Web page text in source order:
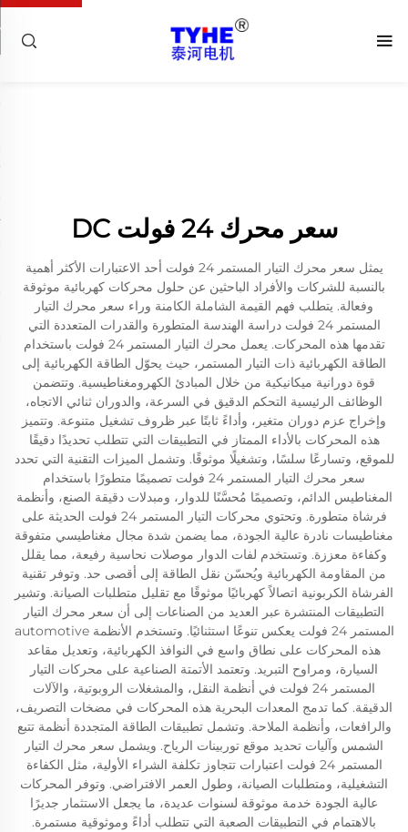
سعر محرك 24 فولت DC
يمثل سعر محرك التيار المستمر 24 فولت أحد الاعتبارات الأكثر أهمية
بالنسبة للشركات والأفراد الباحثين عن حلول محركات كهربائية موثوقة
وفعالة. يتطلب فهم القيمة الشاملة الكامنة وراء سعر محرك التيار
المستمر 24 فولت دراسة الهندسة المتطورة والقدرات المتعددة التي
تقدمها هذه المحركات. يعمل محرك التيار المستمر 24 فولت باستخدام
الطاقة الكهربائية ذات التيار المستمر، حيث يحوّل الطاقة الكهربائية إلى
قوة دورانية ميكانيكية من خلال المبادئ الكهرومغناطيسية. وتتضمن
الوظائف الرئيسية التحكم الدقيق في السرعة، والدوران ثنائي الاتجاه،
وإخراج عزم دوران متغير، وأداءً ثابتًا عبر ظروف تشغيل متنوعة. وتتميز
هذه المحركات بالأداء الممتاز في التطبيقات التي تتطلب تحديدًا دقيقًا
للموقع، وتسارعًا سلسًا، وتشغيلًا موثوقًا. وتشمل الميزات التقنية التي تحدد
سعر محرك التيار المستمر 24 فولت تصميمًا متطورًا باستخدام
المغناطيس الدائم، وتصميمًا مُحسَّنًا للدوار، ومبدلات دقيقة الصنع، وأنظمة
فرشاة متطورة. وتحتوي محركات التيار المستمر 24 فولت الحديثة على
مغناطيسات نادرة عالية الجودة، مما يضمن شدة مجال مغناطيسي متفوقة
وكفاءة معززة. وتستخدم لفات الدوار موصلات نحاسية رفيعة، مما يقلل
من المقاومة الكهربائية ويُحسّن نقل الطاقة إلى أقصى حد. وتوفر تقنية
الفرشاة الكربونية اتصالاً كهربائيًا موثوقًا مع تقليل متطلبات الصيانة. وتشير
التطبيقات المنتشرة عبر العديد من الصناعات إلى أن سعر محرك التيار
المستمر 24 فولت يعكس تنوعًا استثنائيًا. وتستخدم الأنظمة automotive
هذه المحركات على نطاق واسع في النوافذ الكهربائية، وتعديل مقاعد
السيارة، ومراوح التبريد. وتعتمد الأتمتة الصناعية على محركات التيار
المستمر 24 فولت في أنظمة النقل، والمشغلات الروبوتية، والآلات
الدقيقة. كما تدمج المعدات البحرية هذه المحركات في مضخات التصريف،
والرافعات، وأنظمة الملاحة. وتشمل تطبيقات الطاقة المتجددة أنظمة تتبع
الشمس وآليات تحديد موقع توربينات الرياح. ويشمل سعر محرك التيار
المستمر 24 فولت اعتبارات تتجاوز تكلفة الشراء الأولية، مثل الكفاءة
التشغيلية، ومتطلبات الصيانة، وطول العمر الافتراضي. وتوفر المحركات
عالية الجودة خدمة موثوقة لسنوات عديدة، ما يجعل الاستثمار جديرًا
بالاهتمام في التطبيقات الصعبة التي تتطلب أداءً وموثوقية مستمرة.